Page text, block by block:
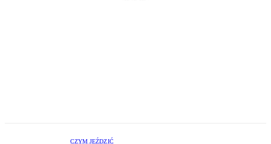
CZYM JEŹDZIĆ